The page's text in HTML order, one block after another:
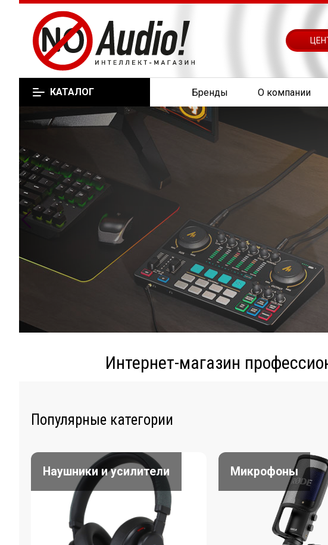
КАТАЛОГ Бренды О компании
Интернет-магазин
Популярные категории
Наушники и усилители Микрофоны